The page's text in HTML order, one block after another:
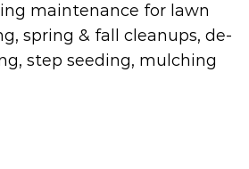
maintenance for lawn
spring & fall cleanups, de-
step seeding, mulching